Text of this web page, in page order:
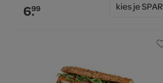
6.99 kies je SPAR